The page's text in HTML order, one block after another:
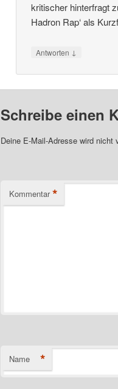
kritischer hinterfragt
Hadron Rap‘ als
Antworten ↓
Schreibe einen
Deine E-Mail-Adresse wird nicht
Kommentar *
Name *